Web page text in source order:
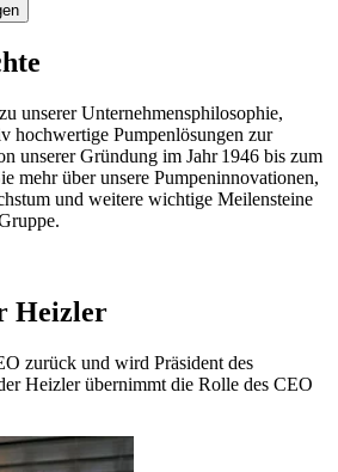
unserer Unternehmensphilosophie,
hochwertige Pumpenlösungen zur
unserer Gründung im Jahr 1946 bis zum
mehr über unsere Pumpeninnovationen,
und weitere wichtige Meilensteine
Heizler
zurück und wird Präsident des
Heizler übernimmt die Rolle des CEO